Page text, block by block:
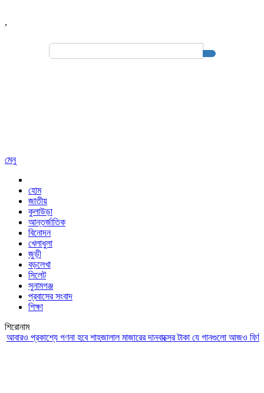
,
Search
মেনু
হোম
জাতীয়
কুলাউড়া
আন্তর্জাতিক
বিনোদন
খেলাধুলা
জুড়ী
বড়লেখা
সিলেট
সুনামগঞ্জ
প্রবাসের সংবাদ
শিক্ষা
শিরোনাম
প্রকাশ্যে গণনা হবে শাহজালাল মাজারের দানবাক্সের টাকাযে গানগুলো আজও ফিরিয়ে